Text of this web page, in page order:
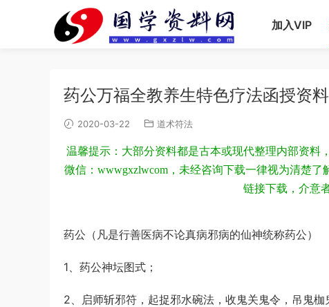
加入VIP
药公万福全教养生特色疗法函授资
2020-03-22 道术符法
温馨提示：大部分资料都是古本或现代整理内部资料
微信：wwwgxzlwcom，未经咨询下载一律视为清楚
链接下载，介意
药公（凡是行善医病不论真病邪病的仙神统称药公）
1、药公神坛图式；
2、启师斩邪符，起捉邪水碗法，收鬼关鬼令，吊鬼